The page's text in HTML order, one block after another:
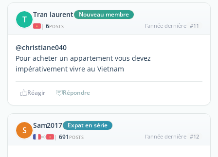
T Tran laurent Nouveau membre
| 6POSTS l'année dernière #11
@christiane040
Pour acheter un appartement vous devez
impérativement vivre au Vietnam
Réagir Répondre
S Sam2017 Expat en série
| 691 POSTS l'année dernière #12